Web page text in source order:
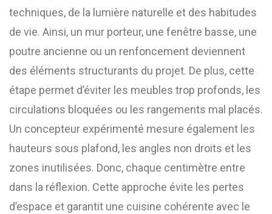
techniques, de la lumière naturelle et des habitudes
de vie. Ainsi, un mur porteur, une fenêtre basse, une
poutre ancienne ou un renfoncement deviennent
des éléments structurants du projet. De plus, cette
étape permet d’éviter les meubles trop profonds, les
circulations bloquées ou les rangements mal placés.
Un concepteur expérimenté mesure également les
hauteurs sous plafond, les angles non droits et les
zones inutilisées. Donc, chaque centimètre entre
dans la réflexion. Cette approche évite les pertes
d’espace et garantit une cuisine cohérente avec le